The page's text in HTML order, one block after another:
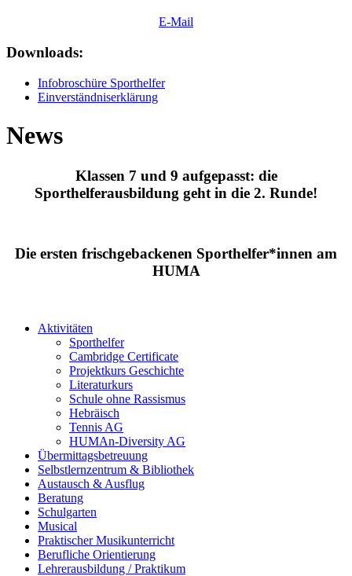
E-Mail
Downloads:
Infobroschüre Sporthelfer
Einverständniserklärung
News
Klassen 7 und 9 aufgepasst: die
Sporthelferausbildung geht in die 2. Runde!
Die ersten frischgebackenen Sporthelfer*innen am
HUMA
Aktivitäten
Sporthelfer
Cambridge Certificate
Projektkurs Geschichte
Literaturkurs
Schule ohne Rassismus
Hebräisch
Tennis AG
HUMAn-Diversity AG
Übermittagsbetreuung
Selbstlernzentrum & Bibliothek
Austausch & Ausflug
Beratung
Schulgarten
Musical
Praktischer Musikunterricht
Berufliche Orientierung
Lehrerausbildung / Praktikum